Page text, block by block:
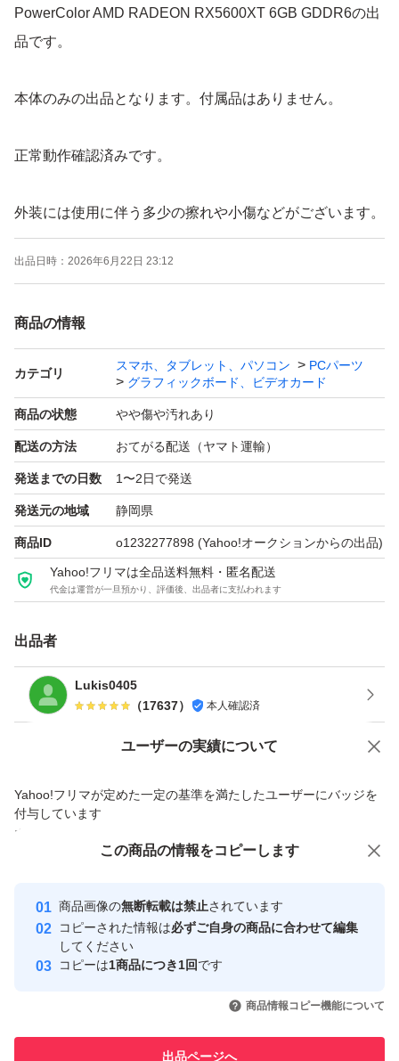
PowerColor AMD RADEON RX5600XT 6GB GDDR6の出
品です。
本体のみの出品となります。付属品はありません。
正常動作確認済みです。
外装には使用に伴う多少の擦れや小傷などがございます。
精密機械につき、他の部品との相性による不具合等含め完
神経質な方や完品をお求めの場合は、ご入札をお控え下さ
また、中古品として入手したものとなりますので、正確な
使用期間や用途等をご質問されましても、回答は致しかね
ますのでご理解の上、ご質問をお願い致します。
落札後、24時間以内のお支払いが可能な方のみご入札を
お願いします。
期限をお守り頂けない場合、購入の意思無しと判断し、落
札者都合にてお取引キャンセルとさせて頂く場合がござい
取引点数が非常に多くなっている関係上、ご挨拶等のメッ
セージへの返信及び評価につきましては省略させて頂く場
合がございますので、予めご了承下さい。
領収書の発行は現在承っておりません。
出品日時： 2026年6月22日 23:12
商品の情報
カテゴリ
スマホ、タブレット、パソコン
PCパーツ
グラフィックボード、ビデオカード
商品の状態 やや傷や汚れあり
配送の方法 おてがる配送（ヤマト運輸）
発送までの日数 1〜2日で発送
発送元の地域 静岡県
商品ID o1232277898 (Yahoo!オークションからの出品)
Yahoo!フリマは全品送料無料・匿名配送
代金は運営が一旦預かり、評価後、出品者に支払われます
出品者
Lukis0405
（17637） 本人確認済
ユーザーの実績について
Yahoo!フリマが定めた一定の基準を満たしたユーザーにバッジを
付与しています
安心取引出品者
取引実績
取引実績◯+
このユーザーはYahoo!フリマの取
引を完了させた実績があります
での取引実績があります
Yahoo!オークションで出品した商品のため一部機能は利用できません
商品への質問からの値下げ交渉、不適切なカテゴリ変更依頼は禁止です
この商品の情報をコピーします
商品画像の無断転載は禁止されています
コピーされた情報は必ずご自身の商品に合わせて編集
してください
コピーは1商品につき1回です
商品情報コピー機能について
出品ページへ
この商品をみている人にオススメ